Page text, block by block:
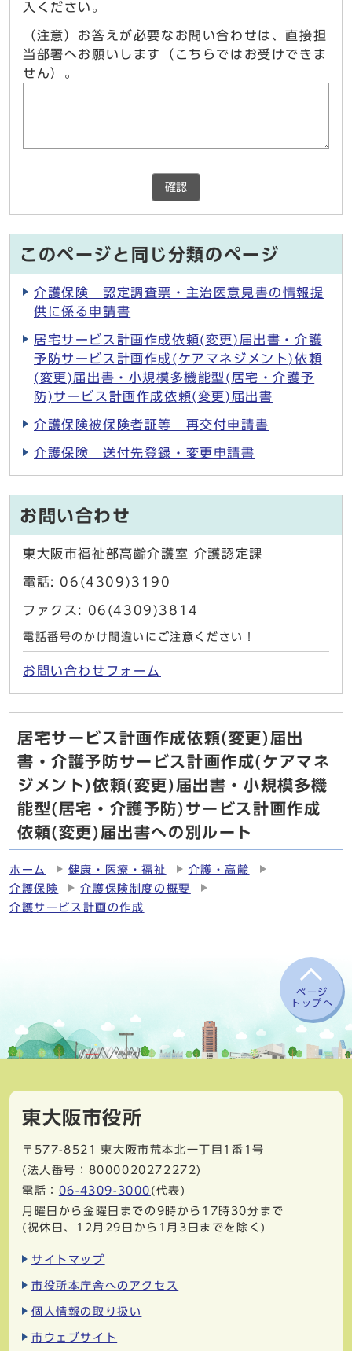
入ください。
（注意）お答えが必要なお問い合わせは、直接担
当部署へお願いします（こちらではお受けできま
せん）。
確認
このページと同じ分類のページ
介護保険 認定調査票・主治医意見書の情報提
供に係る申請書
居宅サービス計画作成依頼(変更)届出書・介護
予防サービス計画作成(ケアマネジメント)依頼
(変更)届出書・小規模多機能型(居宅・介護予
防)サービス計画作成依頼(変更)届出書
介護保険被保険者証等 再交付申請書
介護保険 送付先登録・変更申請書
お問い合わせ
東大阪市福祉部高齢介護室 介護認定課
電話: 06(4309)3190
ファクス: 06(4309)3814
電話番号のかけ間違いにご注意ください！
お問い合わせフォーム
居宅サービス計画作成依頼(変更)届出
書・介護予防サービス計画作成(ケアマネ
ジメント)依頼(変更)届出書・小規模多機
能型(居宅・介護予防)サービス計画作成
依頼(変更)届出書への別ルート
ホーム 健康・医療・福祉
介護・高齢
介護保険
介護保険制度の概要
介護サービス計画の作成
ページ
トップへ
東大阪市役所
〒577-8521
東大阪市荒本北一丁目1番1号
(法人番号：8000020272272)
電話： 06-4309-3000 (代表)
月曜日から金曜日までの9時から17時30分まで
(祝休日、12月29日から1月3日までを除く)
サイトマップ
市役所本庁舎へのアクセス
個人情報の取り扱い
市ウェブサイト